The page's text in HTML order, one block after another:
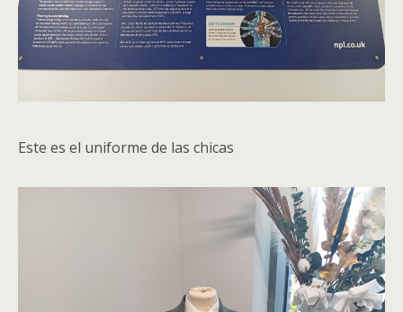
Este es el uniforme de las chicas